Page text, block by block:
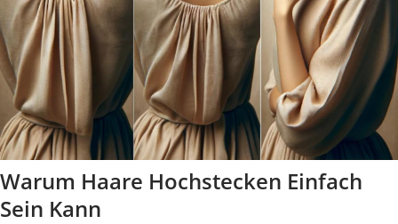
Warum Haare Hochstecken Einfach
Sein Kann